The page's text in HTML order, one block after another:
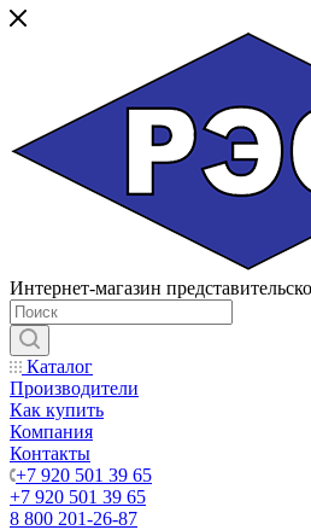
Интернет-магазин
Каталог
Производители
Как купить
Компания
Контакты
+7 920 501 39 65
+7 920 501 39 65
8 800 201-26-87